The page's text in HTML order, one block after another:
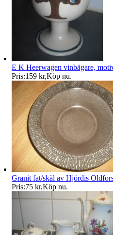
E K Heerwagen vinbägare,
Pris:159 kr,Köp nu.
Granit fat/skål av Hjördis
Pris:75 kr,Köp nu.